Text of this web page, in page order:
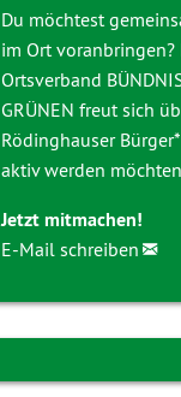
Du möchtest
im Ort voranbringen?
Ortsverband
GRÜNEN freut sich
Rödinghauser
aktiv werden
Jetzt mitmachen!
E-Mail schreiben